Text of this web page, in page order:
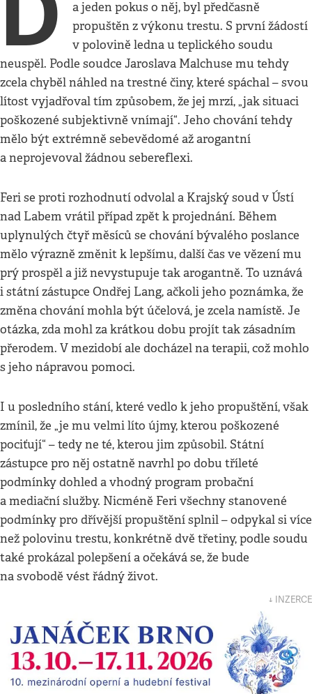
a jeden pokus o něj, byl předčasně
propuštěn z výkonu trestu. S první žádostí
v polovině ledna u teplického soudu
neuspěl. Podle soudce Jaroslava Malchuse mu tehdy
zcela chyběl náhled na trestné činy, které spáchal – svou
lítost vyjadřoval tím způsobem, že jej mrzí, „jak situaci
poškozené subjektivně vnímají“. Jeho chování tehdy
mělo být extrémně sebevědomé až arogantní
a neprojevoval žádnou sebereflexi.
Feri se proti rozhodnutí odvolal a Krajský soud v Ústí
nad Labem vrátil případ zpět k projednání. Během
uplynulých čtyř měsíců se chování bývalého poslance
mělo výrazně změnit k lepšímu, další čas ve vězení mu
prý prospěl a již nevystupuje tak arogantně. To uznává
i státní zástupce Ondřej Lang, ačkoli jeho poznámka, že
změna chování mohla být účelová, je zcela namístě. Je
otázka, zda mohl za krátkou dobu projít tak zásadním
přerodem. V mezidobí ale docházel na terapii, což mohlo
s jeho nápravou pomoci.
I u posledního stání, které vedlo k jeho propuštění, však
zmínil, že „je mu velmi líto újmy, kterou poškozené
pociťují“ – tedy ne té, kterou jim způsobil. Státní
zástupce pro něj ostatně navrhl po dobu tříleté
podmínky dohled a vhodný program probační
a mediační služby. Nicméně Feri všechny stanovené
podmínky pro dřívější propuštění splnil – odpykal si více
než polovinu trestu, konkrétně dvě třetiny, podle soudu
také prokázal polepšení a očekává se, že bude
na svobodě vést řádný život.
↓ INZERCE